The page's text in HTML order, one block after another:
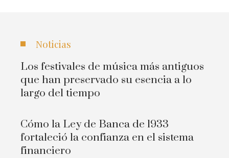
Noticias
Los festivales de música más antiguos
que han preservado su esencia a lo
largo del tiempo
Cómo la Ley de Banca de 1933
fortaleció la confianza en el sistema
financiero